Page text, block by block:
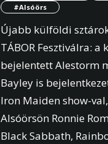
#Alsóörs
Újabb külföldi
TÁBOR Fesztiválra: a
bejelentett Alestorm
Bayley is
Iron Maiden show-
Alsóörsön Ronnie
Black Sabbath,